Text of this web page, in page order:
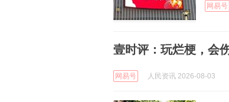
网易号
壹时评：玩烂梗，会
网易号 人民资讯 2026-08-03